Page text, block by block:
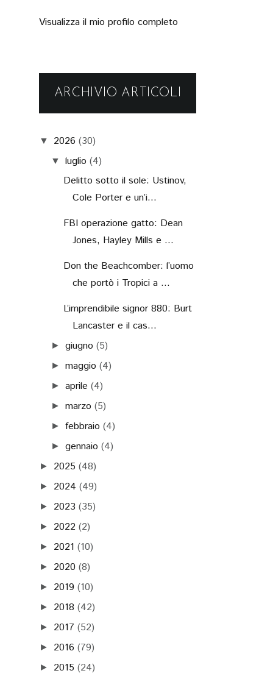
Visualizza il mio profilo completo
ARCHIVIO ARTICOLI
▼ 2026 (30)
▼ luglio (4)
Delitto sotto il sole: Ustinov,
Cole Porter e un’i...
FBI operazione gatto: Dean
Jones, Hayley Mills e ...
Don the Beachcomber: l’uomo
che portò i Tropici a ...
L’imprendibile signor 880: Burt
Lancaster e il cas...
►giugno (5)
►maggio (4)
►aprile (4)
►marzo (5)
►febbraio (4)
►gennaio (4)
► 2025 (48)
► 2024 (49)
► 2023 (35)
► 2022 (2)
► 2021 (10)
► 2020 (8)
► 2019 (10)
► 2018 (42)
► 2017 (52)
► 2016 (79)
► 2015 (24)